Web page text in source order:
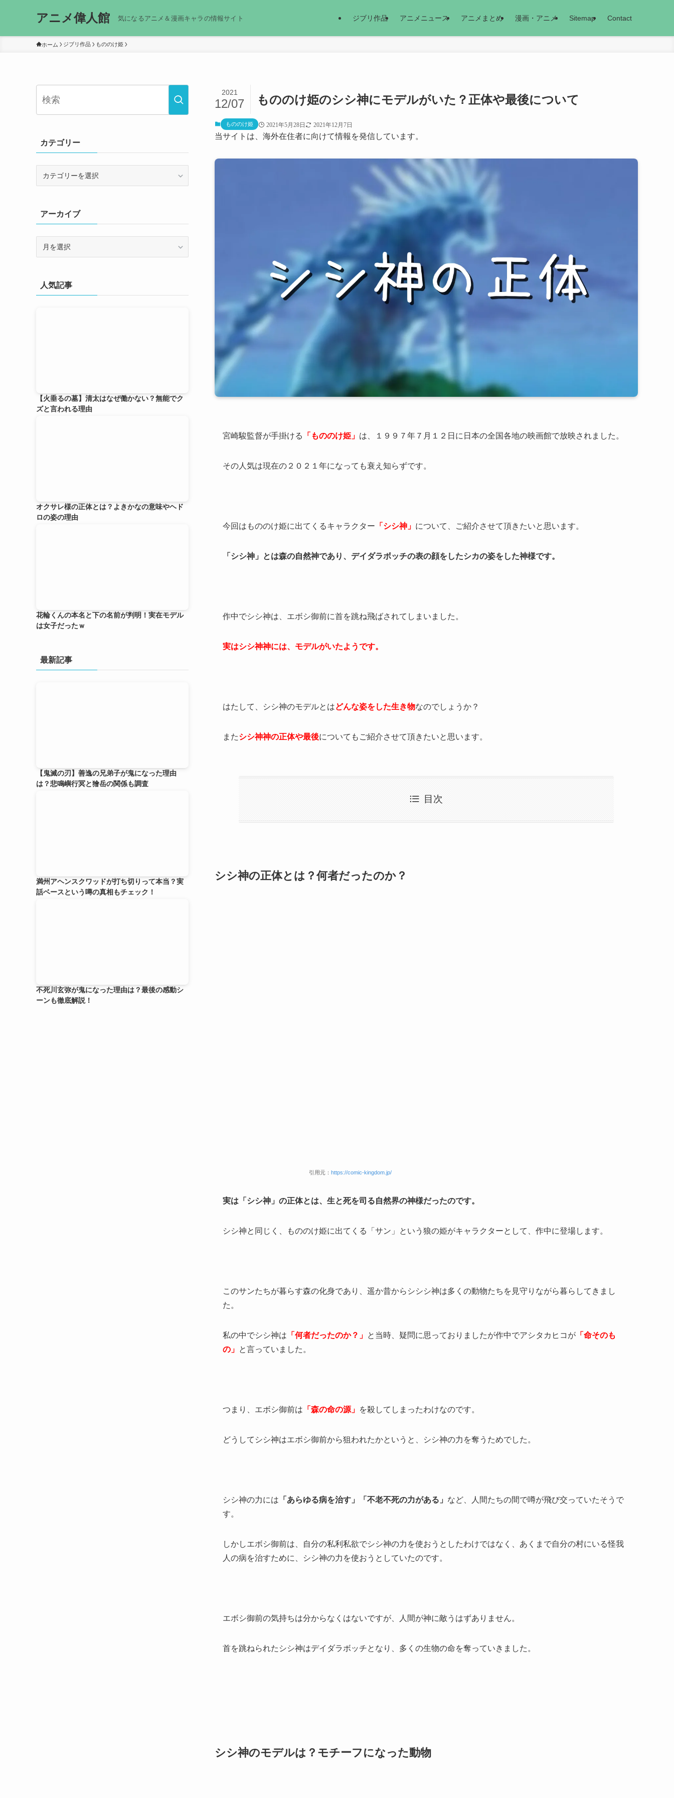
アニメ偉人館 気になるアニメ＆漫画キャラの情報サイト ジブリ作品 アニメニュース アニメまとめ 漫画・アニメ Sitemap Contact
ホーム ジブリ作品 もののけ姫
もののけ姫のシシ神にモデルがいた？正体や最後について
2021
12/07
もののけ姫 2021年5月28日 2021年12月7日
当サイトは、海外在住者に向けて情報を発信しています。
宮崎駿監督が手掛ける 「もののけ姫」 は、１９９７年７月１２日に日本の全国各地の映画館で放映されました。
その人気は現在の２０２１年になっても衰え知らずです。
今回はもののけ姫に出てくるキャラクター 「シシ神」 について、ご紹介させて頂きたいと思います。
「シシ神」とは森の自然神であり、デイダラボッチの表の顔をしたシカの姿をした神様です。
作中でシシ神は、エボシ御前に首を跳ね飛ばされてしまいました。
実はシシ神神には、モデルがいたようです。
はたして、シシ神のモデルとはどんな姿をした生き物なのでしょうか？
またシシ神神の正体や最後についてもご紹介させて頂きたいと思います。
目次
シシ神の正体とは？何者だったのか？
引用元： https://comic-kingdom.jp/
実は「シシ神」の正体とは、生と死を司る自然界の神様だったのです。
シシ神と同じく、もののけ姫に出てくる「サン」という狼の姫がキャラクターとして、作中に登場します。
このサンたちが暮らす森の化身であり、遥か昔からシシシ神は多くの動物たちを見守りながら暮らしてきまし
た。
私の中でシシ神は 「何者だったのか？」 と当時、疑問に思っておりましたが作中でアシタカヒコが 「命そのも
の」 と言っていました。
つまり、エボシ御前は 「森の命の源」 を殺してしまったわけなのです。
どうしてシシ神はエボシ御前から狙われたかというと、シシ神の力を奪うためでした。
シシ神の力には 「あらゆる病を治す」「不老不死の力がある」 など、人間たちの間で噂が飛び交っていたそうで
す。
しかしエボシ御前は、自分の私利私欲でシシ神の力を使おうとしたわけではなく、あくまで自分の村にいる怪我
人の病を治すために、シシ神の力を使おうとしていたのです。
エボシ御前の気持ちは分からなくはないですが、人間が神に敵うはずありません。
首を跳ねられたシシ神はデイダラボッチとなり、多くの生物の命を奪っていきました。
シシ神のモデルは？モチーフになった動物
カテゴリー
ーアーカイブ
ブ人気記事
【火垂るの墓】清太はなぜ働かない？無能でク
ズと言われる理由
オクサレ様の正体とは？よきかなの意味やヘド
ロの姿の理由
花輪くんの本名と下の名前が判明！実在モデル
は女子だったｗ
最新記事
【鬼滅の刃】善逸の兄弟子が鬼になった理由
は？悲鳴嶼行冥と獪岳の関係も調査
満州アヘンスクワッドが打ち切りって本当？実
話ベースという噂の真相もチェック！
不死川玄弥が鬼になった理由は？最後の感動シ
ーンも徹底解説！